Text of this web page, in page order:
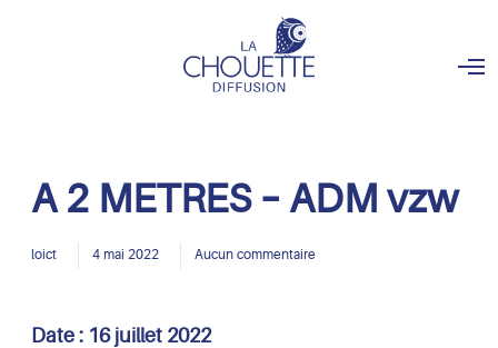
O
u
A 2 METRES – ADM vzw
loict 4 mai 2022 Aucun commentaire
Date : 16 juillet 2022